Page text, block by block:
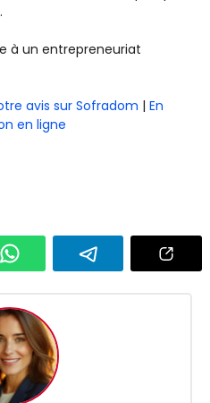
à un entrepreneuriat
avis sur Sofradom | En
en ligne